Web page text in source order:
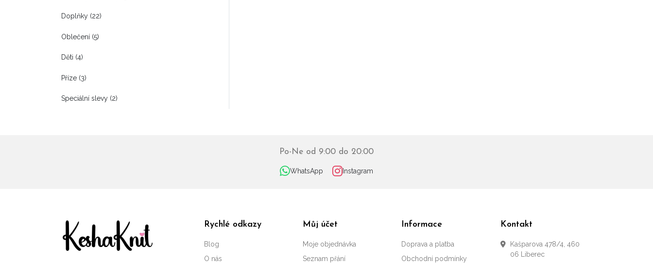
Doplňky (22)
Oblečení (5)
Děti (4)
Příze (3)
Speciální slevy (2)
Po-Ne od 9:00 do 20:00
WhatsApp Instagram
Rychlé odkazy
Blog
O nás
Můj účet
Moje objednávka
Seznam přání
Informace
Doprava a platba
Obchodní podmínky
Kontakt
Kašparova 478/4, 460
06 Liberec